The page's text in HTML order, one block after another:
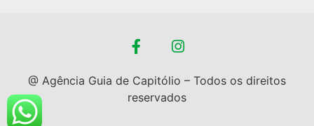
@ Agência Guia de Capitólio – Todos os direitos
reservados